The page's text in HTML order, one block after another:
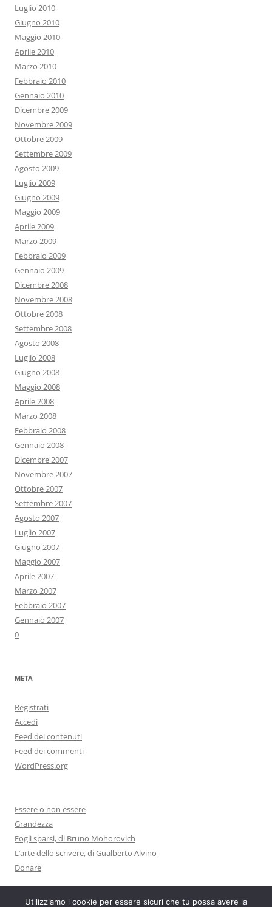
Luglio 2010
Giugno 2010
Maggio 2010
Aprile 2010
Marzo 2010
Febbraio 2010
Gennaio 2010
Dicembre 2009
Novembre 2009
Ottobre 2009
Settembre 2009
Agosto 2009
Luglio 2009
Giugno 2009
Maggio 2009
Aprile 2009
Marzo 2009
Febbraio 2009
Gennaio 2009
Dicembre 2008
Novembre 2008
Ottobre 2008
Settembre 2008
Agosto 2008
Luglio 2008
Giugno 2008
Maggio 2008
Aprile 2008
Marzo 2008
Febbraio 2008
Gennaio 2008
Dicembre 2007
Novembre 2007
Ottobre 2007
Settembre 2007
Agosto 2007
Luglio 2007
Giugno 2007
Maggio 2007
Aprile 2007
Marzo 2007
Febbraio 2007
Gennaio 2007
0
META
Registrati
Accedi
Feed dei contenuti
Feed dei commenti
WordPress.org
Essere o non essere
Grandezza
Fogli sparsi, di Bruno Mohorovich
L’arte dello scrivere, di Gualberto Alvino
Donare
Utilizziamo i cookie per essere sicuri che tu possa avere la